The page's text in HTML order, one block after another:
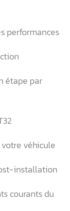
performances
étape par
véhicule
installation
courants du